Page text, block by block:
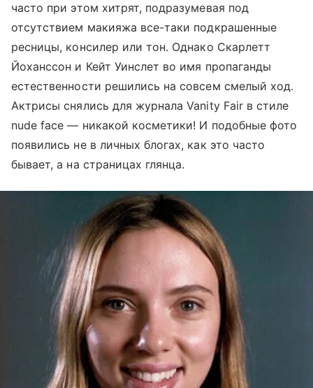
часто при этом хитрят, подразумевая под
отсутствием макияжа все-таки подкрашенные
ресницы, консилер или тон. Однако Скарлетт
Йоханссон и Кейт Уинслет во имя пропаганды
естественности решились на совсем смелый ход.
Актрисы снялись для журнала Vanity Fair в стиле
nude face — никакой косметики! И подобные фото
появились не в личных блогах, как это часто
бывает, а на страницах глянца.